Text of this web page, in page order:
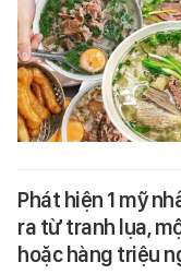
Phát hiện 1 mỹ
ra từ tranh lụa,
hoặc hàng triệu